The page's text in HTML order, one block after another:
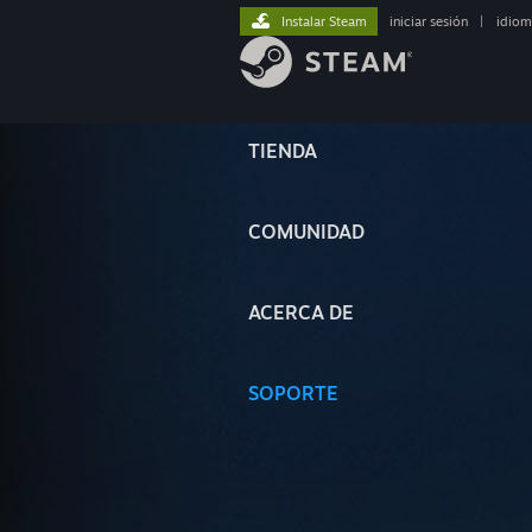
TIENDA
COMUNIDAD
ACERCA DE
SOPORTE
Instalar Steam iniciar sesión